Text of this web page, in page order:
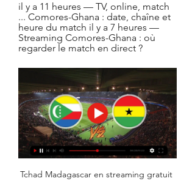
il y a 11 heures — TV, online, match
... Comores-Ghana : date, chaîne et
heure du match il y a 7 heures —
Streaming Comores-Ghana : où
regarder le match en direct ?
Tchad Madagascar en streaming gratuit